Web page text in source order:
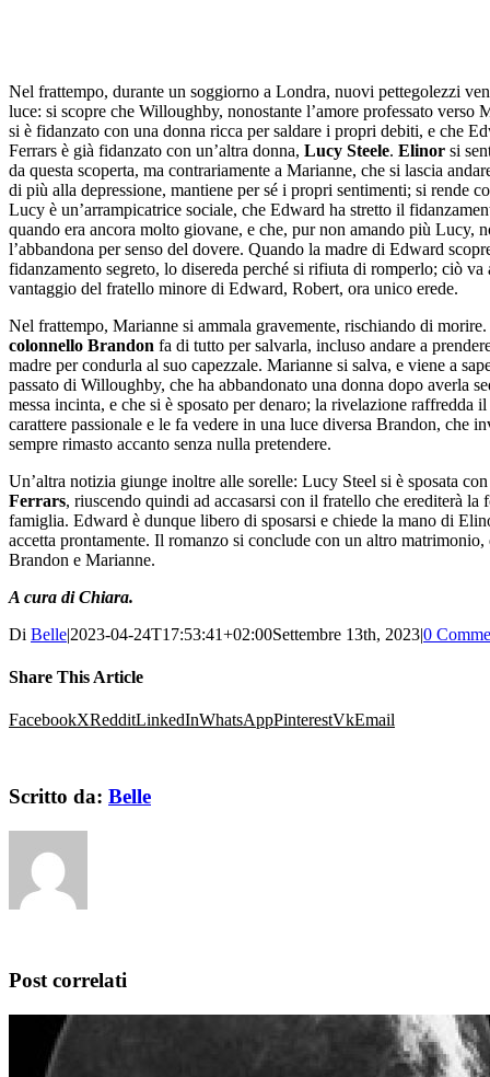
Nel frattempo, durante un soggiorno a Londra, nuovi pettegolezzi
luce: si scopre che Willoughby, nonostante l’amore professato verso
si è fidanzato con una donna ricca per saldare i propri debiti, e che
Ferrars è già fidanzato con un’altra donna, Lucy Steele. Elinor si
da questa scoperta, ma contrariamente a Marianne, che si lascia
di più alla depressione, mantiene per sé i propri sentimenti; si rende
Lucy è un’arrampicatrice sociale, che Edward ha stretto il
quando era ancora molto giovane, e che, pur non amando più Lucy,
l’abbandona per senso del dovere. Quando la madre di Edward
fidanzamento segreto, lo disereda perché si rifiuta di romperlo; ciò va
vantaggio del fratello minore di Edward, Robert, ora unico erede.
Nel frattempo, Marianne si ammala gravemente, rischiando di
colonnello Brandon fa di tutto per salvarla, incluso andare a
madre per condurla al suo capezzale. Marianne si salva, e viene a
passato di Willoughby, che ha abbandonato una donna dopo averla
messa incinta, e che si è sposato per denaro; la rivelazione raffredda il
carattere passionale e le fa vedere in una luce diversa Brandon, che
sempre rimasto accanto senza nulla pretendere.
Un’altra notizia giunge inoltre alle sorelle: Lucy Steel si è sposata
Ferrars, riuscendo quindi ad accasarsi con il fratello che erediterà la
famiglia. Edward è dunque libero di sposarsi e chiede la mano di
accetta prontamente. Il romanzo si conclude con un altro matrimonio,
Brandon e Marianne.
A cura di Chiara.
Di Belle|2023-04-24T17:53:41+02:00Settembre 13th, 2023|0
Share This Article
FacebookXRedditLinkedInWhatsAppPinterestVkEmail
Scritto da: Belle
Post correlati